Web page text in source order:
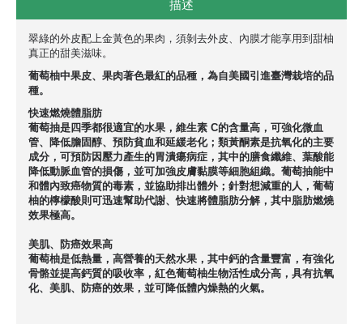
描述
翠綠的外皮配上金黃色的果肉，須剝去外皮、內膜才能享用到甜柚
真正的甜美滋味。
葡萄柚中果皮、果肉著色最紅的品種，為自美國引進臺灣栽培的品
種。
快速燃燒體脂肪
葡萄抽是四季都很適宜的水果，維生素 C的含量高，可強化微血
管、降低膽固醇、預防貧血和延緩老化；類黃酮素是抗氧化的主要
成分，可預防因壓力產生的胃潰瘍病症，其中的膳食纖維、葉酸能
降低動脈血管的損傷，並可加強皮膚黏膜等細胞組織。葡萄抽能中
和體內致癌物質的毒素，並協助排出體外；針對想減重的人，葡萄
柚的檸檬酸則可迅速幫助代謝、快速將體脂肪分解，其中脂肪燃燒
效果極高。
美肌、防癌效果高
葡萄柚是低熱量，高營養的天然水果，其中鈣的含量豐富，有強化
骨骼並提高鈣質的吸收率，紅色葡萄柚生物活性成分高，具有抗氧
化、美肌、防癌的效果，並可降低體內燥熱的火氣。